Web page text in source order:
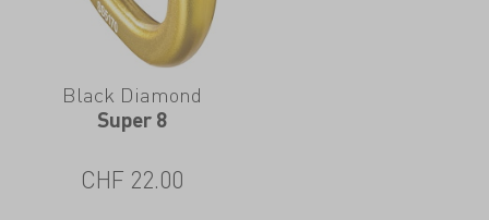
Black Diamond
Super 8
CHF 22.00